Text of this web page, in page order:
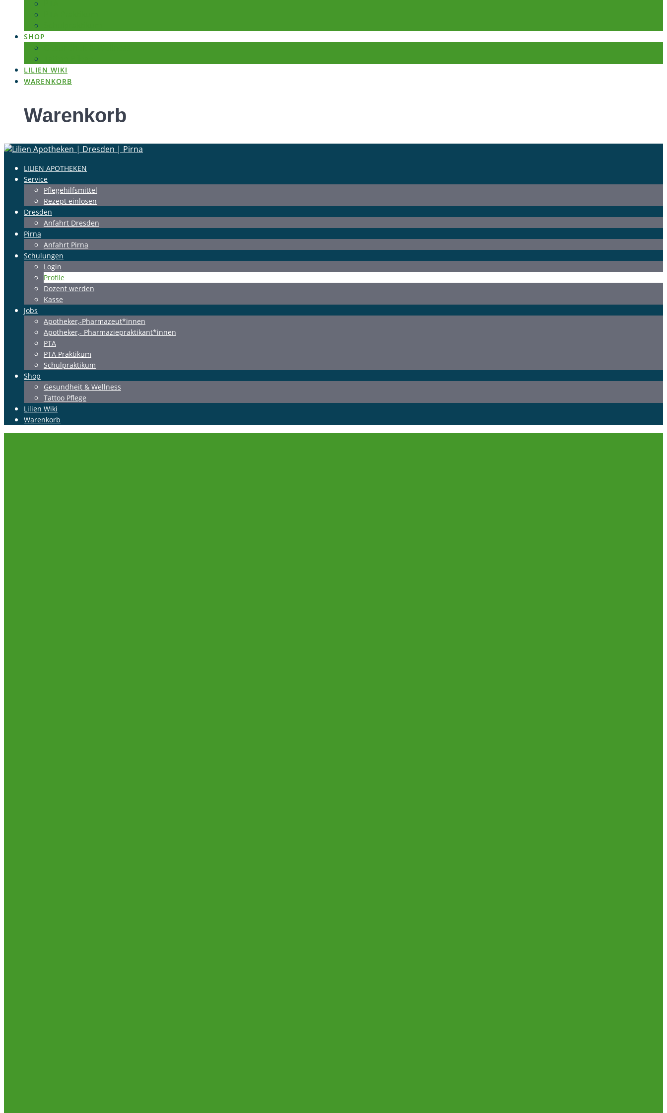
SHOP
LILIEN WIKI
WARENKORB
Warenkorb
LILIEN APOTHEKEN
Service
Pflegehilfsmittel
Rezept einlösen
Dresden
Anfahrt Dresden
Pirna
Anfahrt Pirna
Schulungen
Login
Profile
Dozent werden
Kasse
Jobs
Apotheker,-Pharmazeut*innen
Apotheker,- Pharmaziepraktikant*innen
PTA
PTA Praktikum
Schulpraktikum
Shop
Gesundheit & Wellness
Tattoo Pflege
Lilien Wiki
Warenkorb